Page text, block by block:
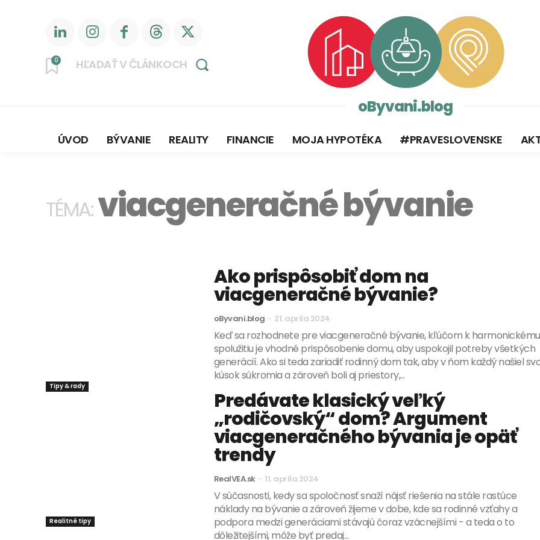
0 HĽADAŤ V ČLÁNKOCH
oByvani.blog
ÚVOD BÝVANIE REALITY FINANCIE MOJA HYPOTÉKA #PRAVESLOVENSKE
TÉMA:viacgeneračné bývanie
Tipy & rady
Ako prispôsobiť dom na
viacgeneračné bývanie?
oByvani.blog - 21. apríla 2024
Keď sa rozhodnete pre viacgeneračné bývanie, kľúčom k harmonickému
spolužitiu je vhodné prispôsobenie domu, aby uspokojil potreby všetkých
generácií. Ako si teda zariadiť rodinný dom tak, aby v ňom každý našiel
kúsok súkromia a zároveň boli aj priestory,...
Realitné tipy
Predávate klasický veľký
„rodičovský“ dom? Argument
viacgeneračného bývania je opäť
trendy
RealVEA.sk - 11. apríla 2024
V súčasnosti, kedy sa spoločnosť snaží nájsť riešenia na stále rastúce
náklady na bývanie a zároveň žijeme v dobe, kde sa rodinné vzťahy a
podpora medzi generáciami stávajú čoraz vzácnejšími - a teda o to
dôležitejšími, môže byť predaj...